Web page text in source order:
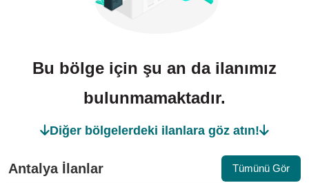
Bu bölge için şu an da ilanımız
bulunmamaktadır.
Diğer bölgelerdeki ilanlara göz atın!
Antalya İlanlar Tümünü Gör